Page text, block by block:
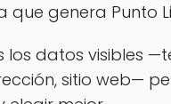
que genera Punto
los datos visibles
sitio web—